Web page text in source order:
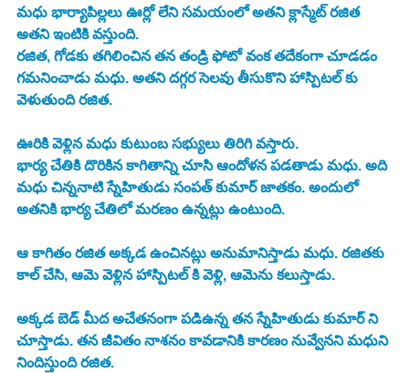
మధు భార్యాపిల్లలు ఊర్లో లేని సమయంలో అతని క్లాస్మేట్ రజిత
అతని ఇంటికి వస్తుంది.
రజిత, గోడకు తగిలించిన తన తండ్రి ఫోటో వంక తదేకంగా చూడడం
గమనించాడు మధు. అతని దగ్గర సెలవు తీసుకొని హాస్పిటల్ కు
వెళుతుంది రజిత.
ఊరికి వెళ్లిన మధు కుటుంబ సభ్యులు తిరిగి వస్తారు.
భార్య చేతికి దొరికిన కాగితాన్ని చూసి ఆందోళన పడతాడు మధు. అది
మధు చిన్ననాటి స్నేహితుడు సంపత్ కుమార్ జాతకం. అందులో
అతనికి భార్య చేతిలో మరణం ఉన్నట్లు ఉంటుంది.
ఆ కాగితం రజిత అక్కడ ఉంచినట్లు అనుమానిస్తాడు మధు. రజితకు
కాల్ చేసి, ఆమె వెళ్లిన హాస్పిటల్ కి వెళ్లి, ఆమెను కలుస్తాడు.
అక్కడ బెడ్ మీద అచేతనంగా పడిఉన్న తన స్నేహితుడు కుమార్ ని
చూస్తాడు. తన జీవితం నాశనం కావడానికి కారణం నువ్వేనని మధుని
నిందిస్తుంది రజిత.